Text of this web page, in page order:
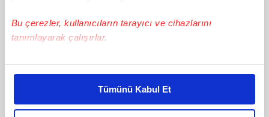
Bu çerezler, kullanıcıların tarayıcı ve cihazlarını
tanımlayarak çalışırlar.
Bu çerezlere izin vermeniz halinde sizlere özel
daha iyi reklam deneyimi yaşatabiliriz. Bunu yaparken
amacımızın size daha iyi bir reklam deneyimi sunmak
Tümünü Kabul Et